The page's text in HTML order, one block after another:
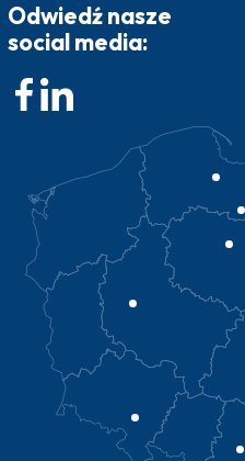
Odwiedź nasze
social media: